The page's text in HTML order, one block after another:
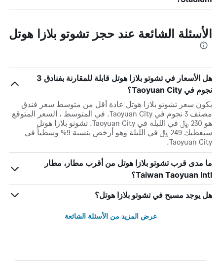
الأسئلة الشائعة عند حجز تشوتو بلازا هوتل
هل الأسعار في تشوتو بلازا هوتل قابلة للمقارنة بفنادق 3
نجوم في Taoyuan City؟
يكون سعر تشوتو بلازا هوتل عادة أقل من متوسط ​​سعر فندق
مصنف 3 نجوم في Taoyuan City. في المتوسط ، السعر المتوقع
هو 230 ﷼ في الليلة في Taoyuan City. تشوتو بلازا هوتل
سيعطيك 249 ﷼ في الليلة وهو أرخص بنسبة 9% وسطياً في
Taoyuan City.
ما مدى قرب تشوتو بلازا هوتل من أقرب مطار، مطار
Taiwan Taoyuan Intl؟
هل يوجد مسبح في تشوتو بلازا هوتل؟
عرض المزيد من الأسئلة الشائعة